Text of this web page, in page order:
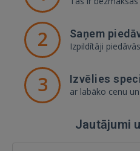
2 Saņem
Izpildītāji
3 Izvēlies
ar labāko cenu
Jautājumi